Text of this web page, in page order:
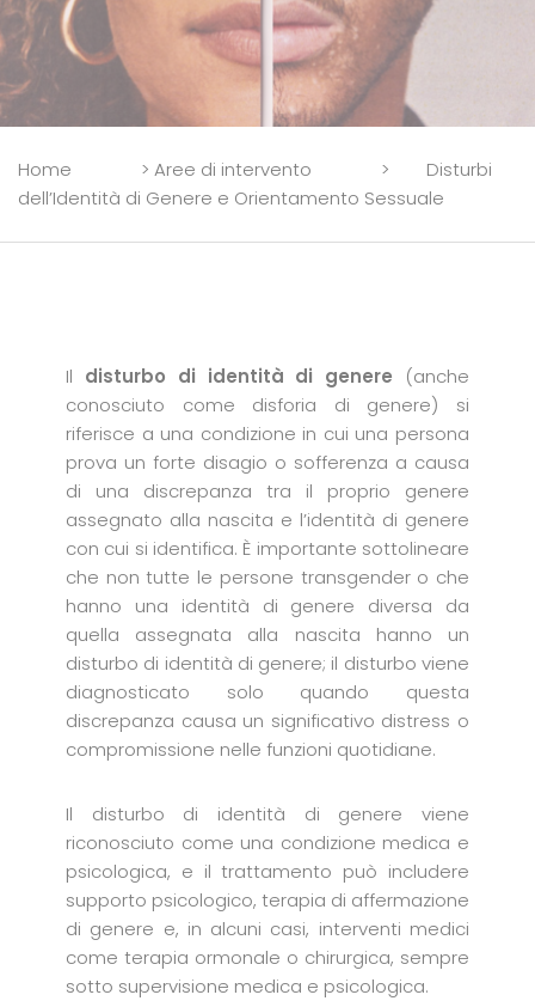
Home > Aree di intervento >
Disturbi
dell’Identità di Genere e Orientamento Sessuale
Il disturbo di identità di genere (anche
conosciuto come disforia di genere) si
riferisce a una condizione in cui una persona
prova un forte disagio o sofferenza a causa
di una discrepanza tra il proprio genere
assegnato alla nascita e l’identità di genere
con cui si identifica. È importante sottolineare
che non tutte le persone transgender o che
hanno una identità di genere diversa da
quella assegnata alla nascita hanno un
disturbo di identità di genere; il disturbo viene
diagnosticato solo quando questa
discrepanza causa un significativo distress o
compromissione nelle funzioni quotidiane.
Il disturbo di identità di genere viene
riconosciuto come una condizione medica e
psicologica, e il trattamento può includere
supporto psicologico, terapia di affermazione
di genere e, in alcuni casi, interventi medici
come terapia ormonale o chirurgica, sempre
sotto supervisione medica e psicologica.